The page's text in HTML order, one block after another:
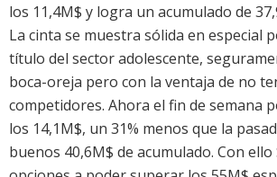
los 11,4M$ y logra un acumulado de
La cinta se muestra sólida en especial
título del sector adolescente,
boca-oreja pero con la ventaja de no
competidores. Ahora el fin de semana
los 14,1M$, un 31% menos que la
buenos 40,6M$ de acumulado. Con